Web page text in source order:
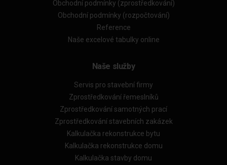
Obchodní podmínky (zprostředkování)
Obchodní podmínky (rozpočtování)
Reference
Naše excelové tabulky online
Naše služby
Servis pro stavební firmy
Zprostředkování řemeslníků
Zprostředkování samotných prací
Zprostředkování stavebních zakázek
Kalkulačka rekonstrukce bytu
Kalkulačka rekonstrukce domu
Kalkulačka stavby domu